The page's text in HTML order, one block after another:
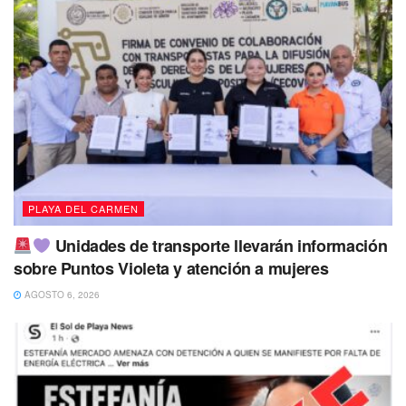
PLAYA DEL CARMEN
Unidades de transporte llevarán información
sobre Puntos Violeta y atención a mujeres
AGOSTO 6, 2026